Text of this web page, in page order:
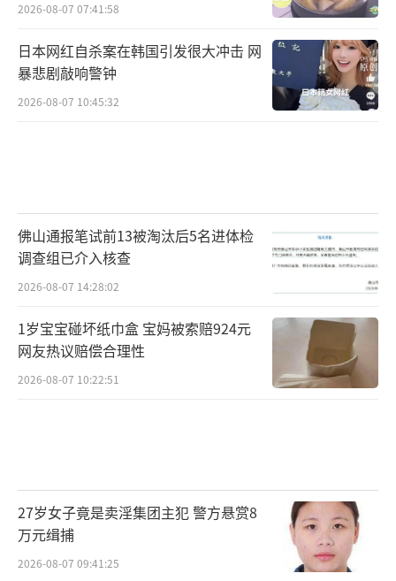
2026-08-07 07:41:58
日本网红自杀案在韩国引发很大冲击 网
暴悲剧敲响警钟
2026-08-07 10:45:32
佛山通报笔试前13被淘汰后5名进体检
调查组已介入核查
2026-08-07 14:28:02
1岁宝宝碰坏纸巾盒 宝妈被索赔924元
网友热议赔偿合理性
2026-08-07 10:22:51
27岁女子竟是卖淫集团主犯 警方悬赏8
万元缉捕
2026-08-07 09:41:25